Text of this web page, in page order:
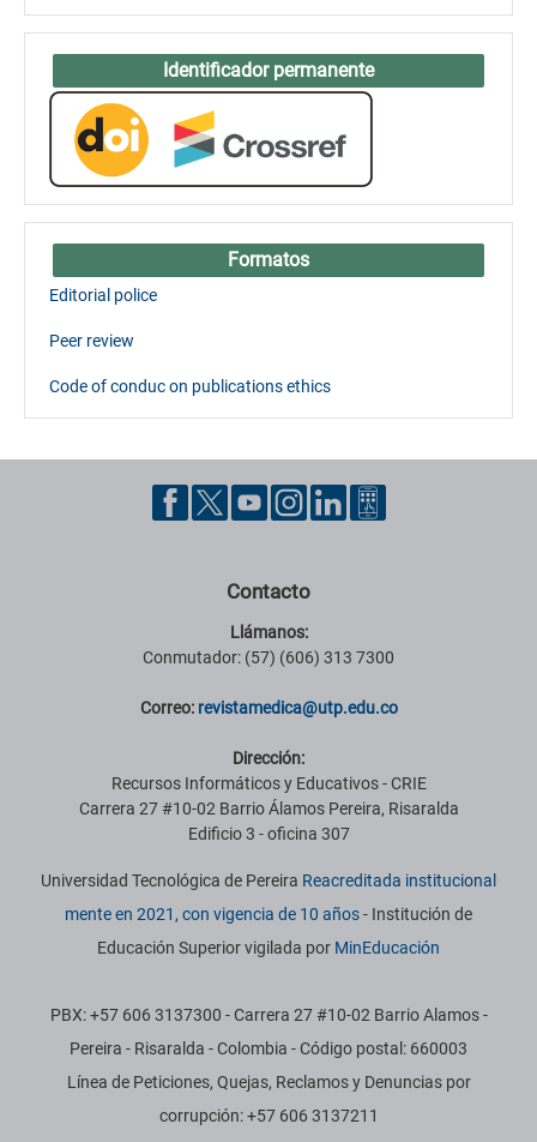
Identificador permanente
Formatos
Editorial police
Peer review
Code of conduc on publications ethics
Contacto
Llámanos:
Conmutador: (57) (606) 313 7300
Correo: revistamedica@utp.edu.co
Dirección:
Recursos Informáticos y Educativos - CRIE
Carrera 27 #10-02 Barrio Álamos Pereira, Risaralda
Edificio 3 - oficina 307
Universidad Tecnológica de Pereira Reacreditada institucional
mente en 2021, con vigencia de 10 años- Institución de
Educación Superior vigilada por MinEducación
PBX: +57 606 3137300 - Carrera 27 #10-02 Barrio Alamos -
Pereira - Risaralda - Colombia - Código postal: 660003
Línea de Peticiones, Quejas, Reclamos y Denuncias por
corrupción: +57 606 3137211